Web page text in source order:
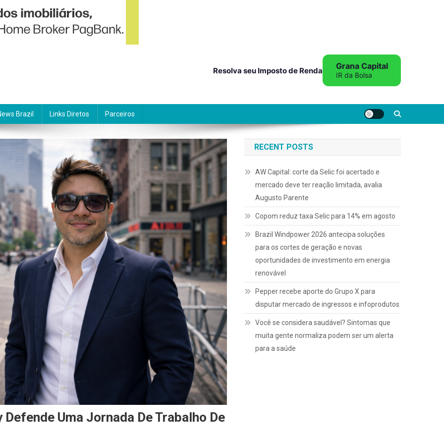
Resolva seu Imposto de Renda Grana Capital
IR da Bolsa
Brazil Links Diretos Parceiros
Uma Jornada De Trabalho De
RECENT POSTS
AW Capital: corte da Selic foi acertado e
mercado deve ter reação limitada, avalia
Augusto Parente
Copom reduz taxa Selic para 14% em agosto
Brazil Windpower 2026 antecipa soluções
para os cortes de geração e novas
oportunidades de investimento em energia
renovável
Pepper recebe aporte do Grupo X para
disputar mercado de ingressos e infoprodutos
Você se considera saudável? Sintomas que
muita gente normaliza podem ser um alerta
para a saúde